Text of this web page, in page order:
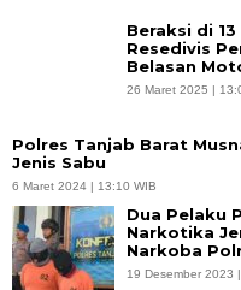
Beraksi di
Resedivis
Belasan
26 Maret 2025 |
Polres Tanjab Barat
Jenis Sabu
6 Maret 2024 | 13:10 WIB
Dua Pelaku
Narkotika
Narkoba
19 Desember 2023